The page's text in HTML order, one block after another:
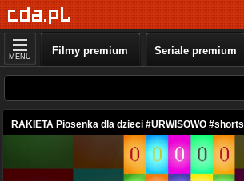
MENU Filmy premium Seriale premium
RAKIETA Piosenka dla dzieci #URWISOWO #shorts